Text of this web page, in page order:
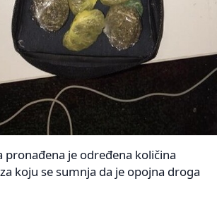
je određena količina
koju se sumnja da je opojna droga